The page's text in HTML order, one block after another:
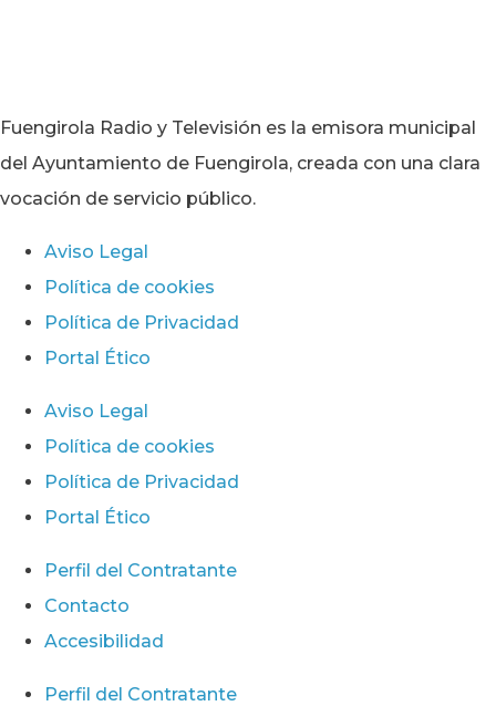
Fuengirola Radio y Televisión es la emisora municipal
del Ayuntamiento de Fuengirola, creada con una clara
vocación de servicio público.
Aviso Legal
Política de cookies
Política de Privacidad
Portal Ético
Aviso Legal
Política de cookies
Política de Privacidad
Portal Ético
Perfil del Contratante
Contacto
Accesibilidad
Perfil del Contratante